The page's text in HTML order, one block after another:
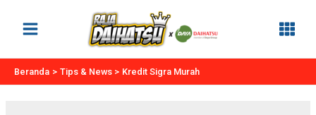
Menu
Beranda Tips & News Kredit Sigra Murah